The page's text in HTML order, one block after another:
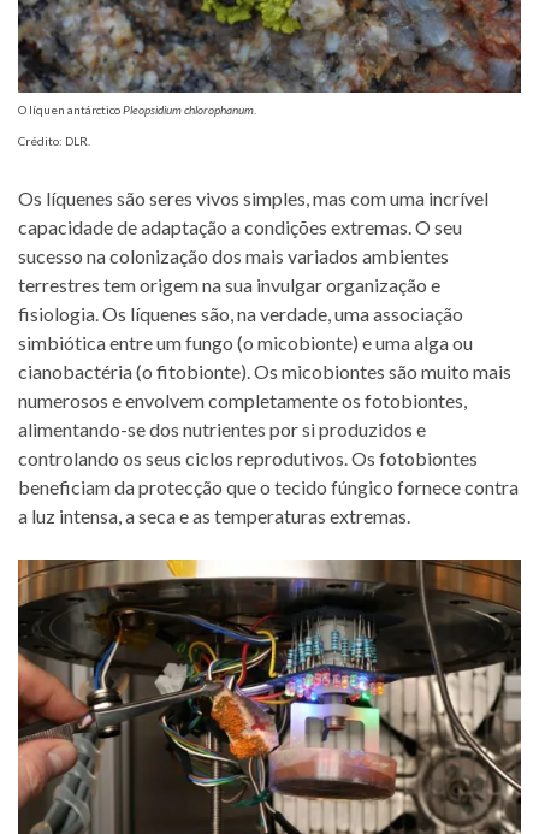
O líquen antárcticoPleopsidium chlorophanum
Crédito: DLR.
Os líquenes são seres vivos simples, mas com uma incrível
capacidade de adaptação a condições extremas. O seu
sucesso na colonização dos mais variados ambientes
terrestres tem origem na sua invulgar organização e
fisiologia. Os líquenes são, na verdade, uma associação
simbiótica entre um fungo (o micobionte) e uma alga ou
cianobactéria (o fitobionte). Os micobiontes são muito mais
numerosos e envolvem completamente os fotobiontes,
alimentando-se dos nutrientes por si produzidos e
controlando os seus ciclos reprodutivos. Os fotobiontes
beneficiam da protecção que o tecido fúngico fornece contra
a luz intensa, a seca e as temperaturas extremas.